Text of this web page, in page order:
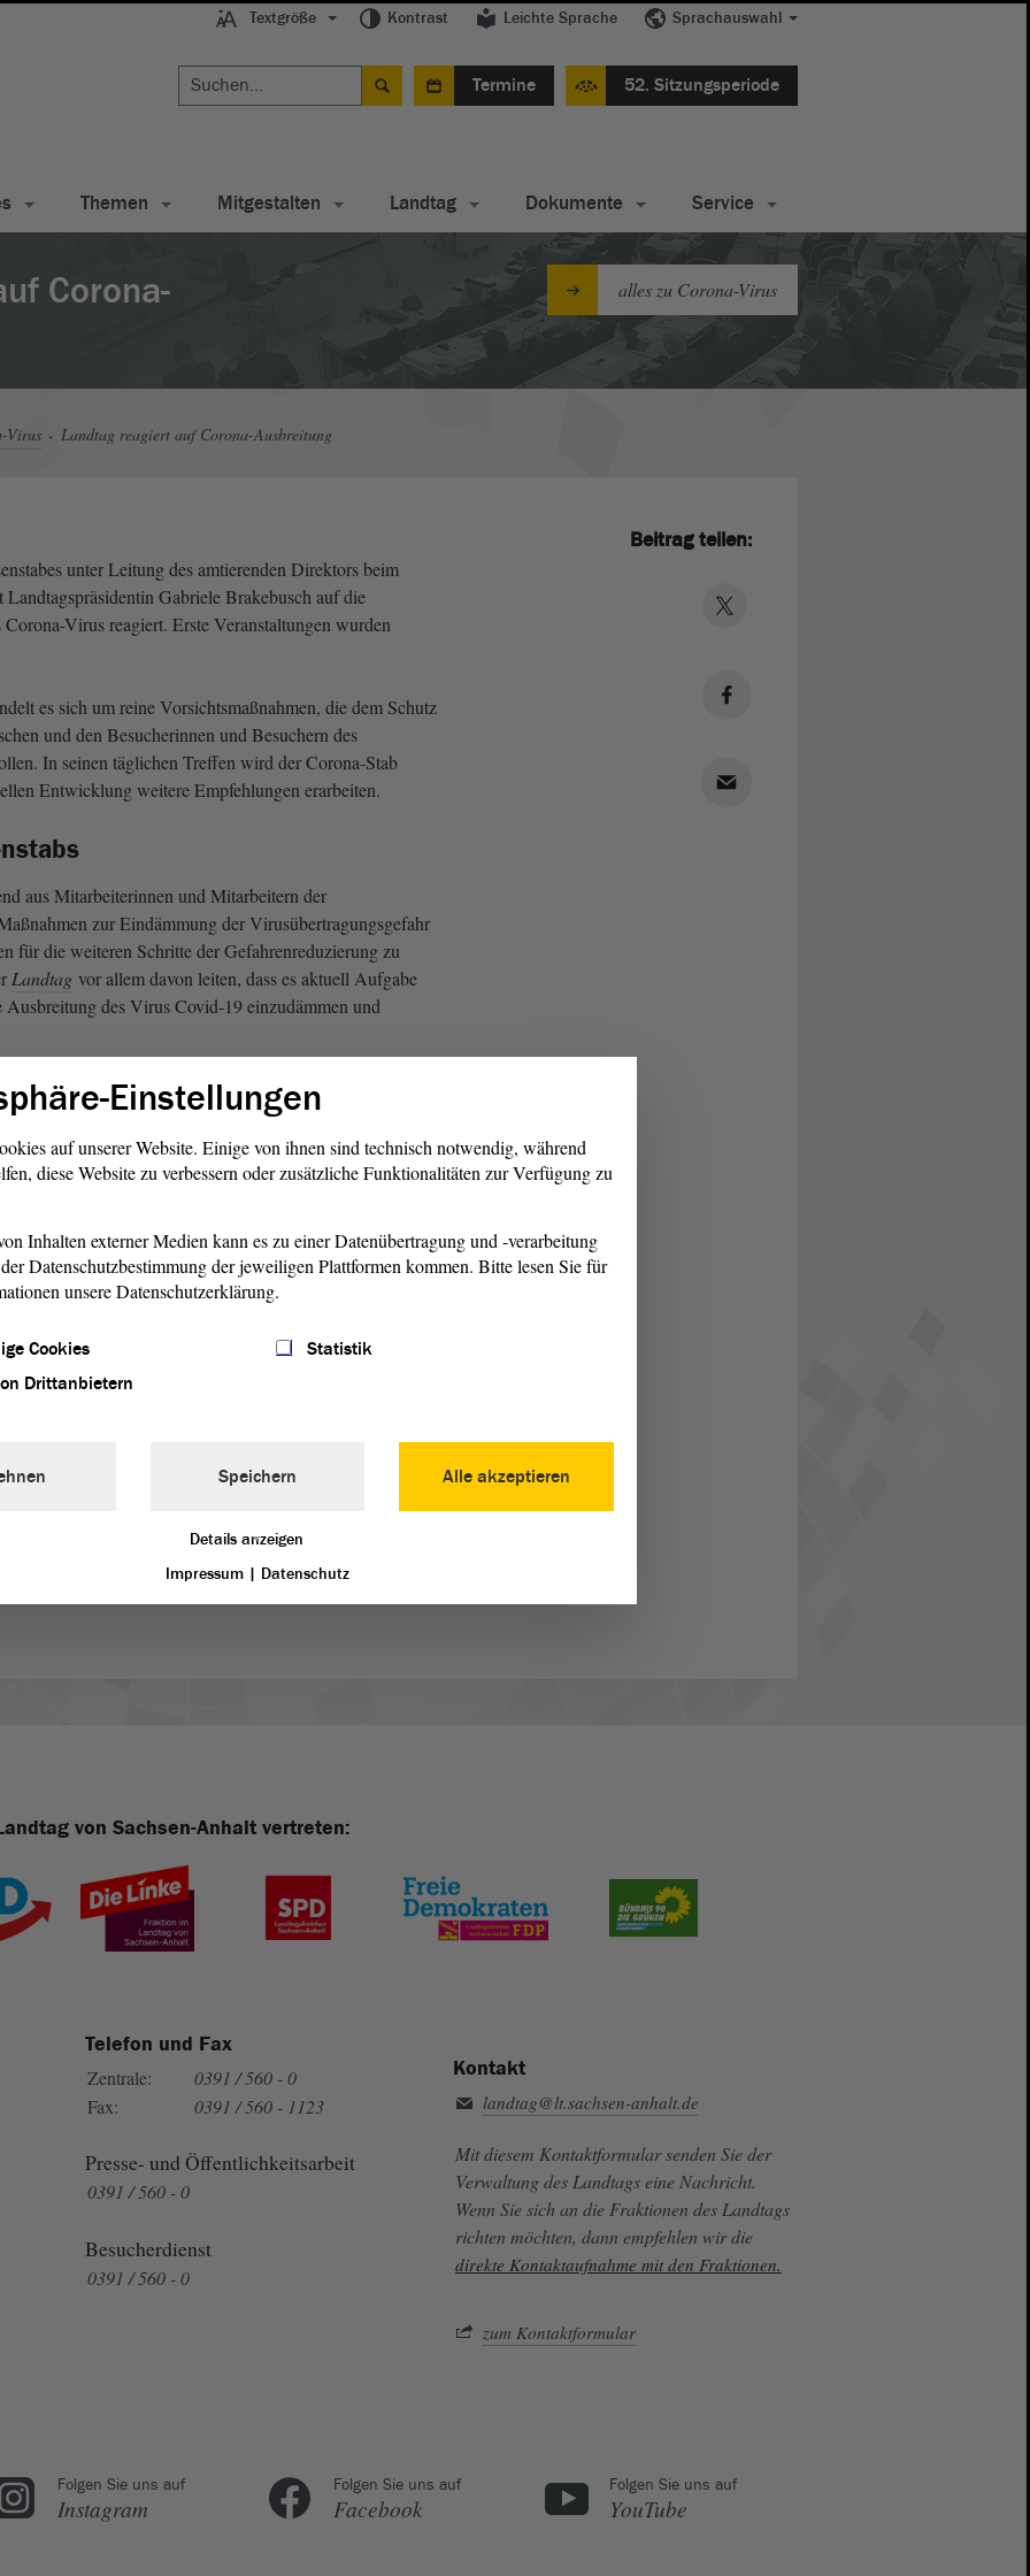
Textgröße Kontrast Leichte Sprache Sprachauswahl
Termine 52. Sitzungsperiode
Themen Mitgestalten Landtag Dokumente Service
Corona-
alles zu Corona-Virus
Virus Landtag reagiert auf Corona-Ausbreitung
unter Leitung des amtierenden Direktors beim
Gabriele Brakebusch auf die
Virus reagiert. Erste Veranstaltungen wurden
es sich um reine Vorsichtsmaßnahmen, die dem Schutz
und den Besucherinnen und Besuchern des
In seinen täglichen Treffen wird der Corona-Stab
Entwicklung weitere Empfehlungen erarbeiten.
aus Mitarbeiterinnen und Mitarbeitern der
zur Eindämmung der Virusübertragungsgefahr
für die weiteren Schritte der Gefahrenreduzierung zu
Landtag vor allem davon leiten, dass es aktuell Aufgabe
des Virus Covid-19 einzudämmen und
des Stabes hat Landtagspräsidentin Brakebusch heute
Dienstag, den 17. März 2020, geplante
der freien Volkskammerwahlen mit Bundespräsident
wird derÄltestenratauf seine für Anfang April
verzichten. Bereits am gestrigen 9. März sagte die
Europakonferenz der Präsidentinnen und
und Direktoren aller deutschen und österreichischen
und Ostbelgiens am 22./23. März 2020 in Brüssel
bei dem Angebot für Besuchergruppen geben.
bzw. von Landtagssitzungen sind bis auf Weiteres nicht
der Gremienarbeit des Landtages geplant.
Anhalt reagiert auf Ausbreitung des Corona-
Beitrag teilen:
von Sachsen-Anhalt vertreten:
Telefon und Fax
Zentrale:
0391 / 560 - 0
Fax:
0391 / 560 - 1123
Presse- und Öffentlichkeitsarbeit
0391 / 560 - 0
Besucherdienst
0391 / 560 - 0
Kontakt
landtag@lt.sachsen-anhalt.de
Mit diesem Kontaktformular senden Sie der
Verwaltung des Landtags eine Nachricht.
Wenn Sie sich an die Fraktionen des Landtags
richten möchten, dann empfehlen wir die
direkte Kontaktaufnahme mit den Fraktionen.
zum Kontaktformular
Folgen Sie uns auf
Instagram
Folgen Sie uns auf
Facebook
Folgen Sie uns auf
YouTube
Einstellungen
auf unserer Website. Einige von ihnen sind technisch notwendig, während
diese Website zu verbessern oder zusätzliche Funktionalitäten zur Verfügung zu
Inhalten externer Medien kann es zu einer Datenübertragung und -verarbeitung
Datenschutzbestimmung der jeweiligen Plattformen kommen. Bitte lesen Sie für
unsere Datenschutzerklärung.
Cookies
Statistik
Drittanbietern
Alle akzeptieren
Speichern
Details anzeigen
Impressum | Datenschutz